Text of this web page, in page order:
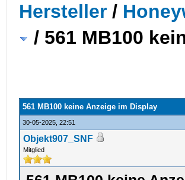
Hersteller/
/ 561 MB100
561 MB100 keine Anzeige im Display
30-05-2025, 22:51
Objekt907_SNF
Mitglied